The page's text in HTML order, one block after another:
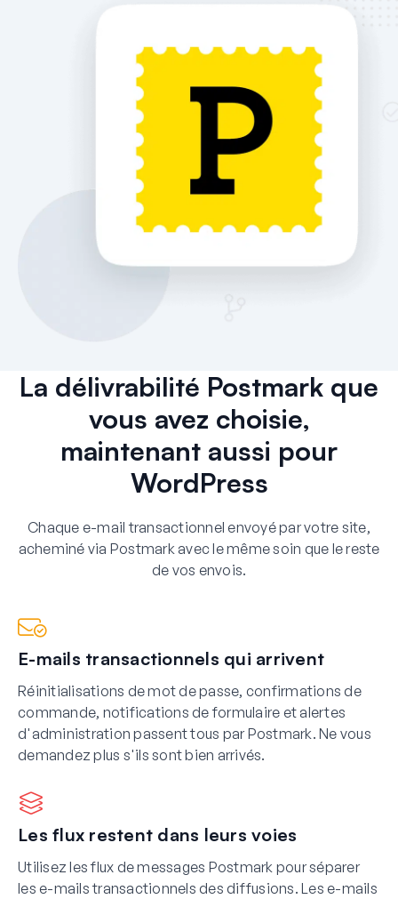
La délivrabilité Postmark que
vous avez choisie,
maintenant aussi pour
WordPress
Chaque e-mail transactionnel envoyé par votre site,
acheminé via Postmark avec le même soin que le reste
de vos envois.
E-mails transactionnels qui arrivent
Réinitialisations de mot de passe, confirmations de
commande, notifications de formulaire et alertes
d'administration passent tous par Postmark. Ne vous
demandez plus s'ils sont bien arrivés.
Les flux restent dans leurs voies
Utilisez les flux de messages Postmark pour séparer
les e-mails transactionnels des diffusions. Les e-mails